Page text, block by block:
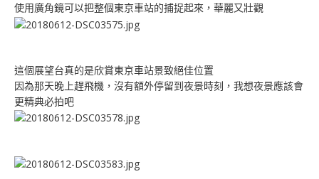
使用廣角鏡可以把整個東京車站的捕捉起來，華麗又壯觀
這個展望台真的是欣賞東京車站景致絕佳位置
因為那天晚上趕飛機，沒有額外停留到夜景時刻，我想夜景應該會
更精典必拍吧